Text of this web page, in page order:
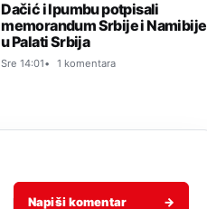
Dačić i Ipumbu potpisali
memorandum Srbije i Namibije
u Palati Srbija
Sre 14:01 1 komentara
Napiši komentar →